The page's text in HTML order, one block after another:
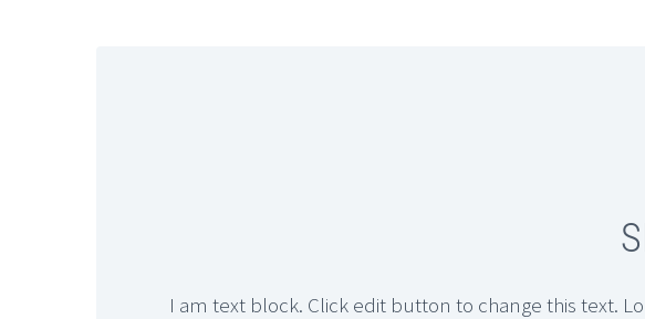
I am text block. Click edit button to change this text.